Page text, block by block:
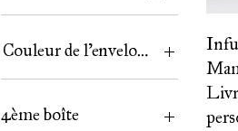
Couleur de l'enveloppe
4ème boîte